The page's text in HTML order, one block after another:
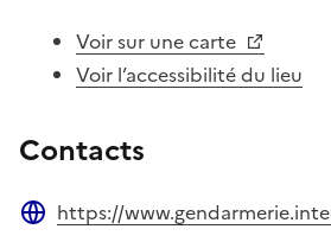
Voir sur une carte
Voir l’accessibilité du lieu
Contacts
https://